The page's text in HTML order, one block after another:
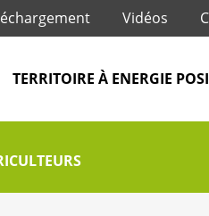
to navigationVidéos
TERRITOIRE À ENERGIE